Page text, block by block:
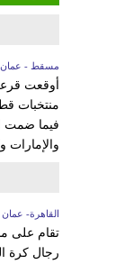
مسقط - عمان
منتخبات
فيما ضمت
والإمارات
القاهرة- عمان
تقام على